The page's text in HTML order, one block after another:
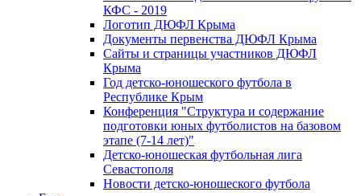
КФС - 2019
Логотип ДЮФЛ Крыма
Документы первенства ДЮФЛ Крыма
Сайты и страницы участников ДЮФЛ
Крыма
Год детско-юношеского футбола в
Республике Крым
Конференция "Структура и содержание
подготовки юных футболистов на базовом
этапе (7-14 лет)"
Детско-юношеская футбольная лига
Севастополя
Новости детско-юношеского футбола